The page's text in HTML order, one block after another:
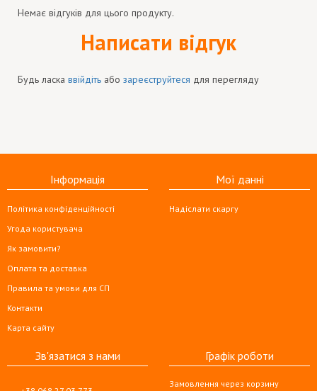
Немає відгуків для цього продукту.
Написати відгук
Будь ласка ввійдіть або зареєструйтеся для перегляду
Інформація
Політика конфіденційності
Угода користувача
Як замовити?
Оплата та доставка
Правила та умови для СП
Контакти
Карта сайту
Мої данні
Надіслати скаргу
Зв'язатися з нами Графік роботи
Замовлення через корзину